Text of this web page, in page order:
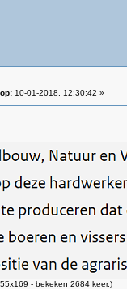
10-01-2018, 12:30:42 »
- bekeken 2684 keer.)